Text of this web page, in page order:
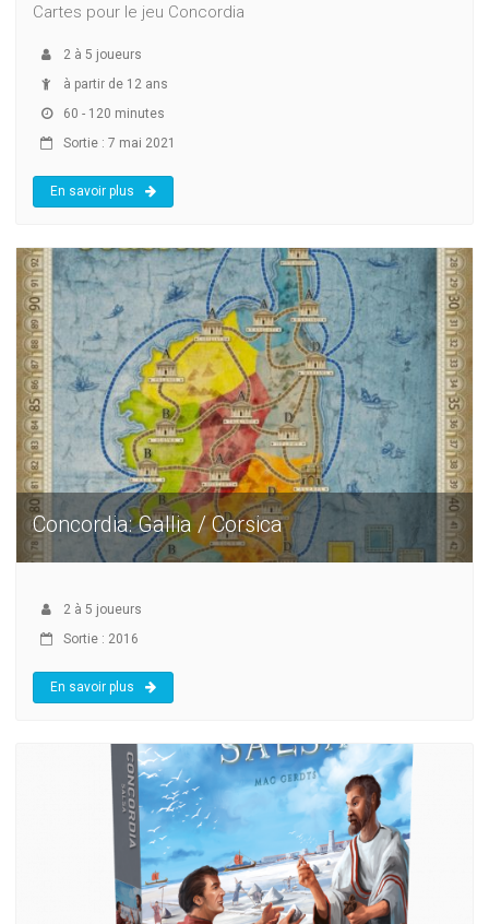
Cartes pour le jeu Concordia
2 à 5 joueurs
à partir de 12 ans
60 - 120 minutes
Sortie : 7 mai 2021
En savoir plus
Concordia: Gallia / Corsica
2 à 5 joueurs
Sortie : 2016
En savoir plus